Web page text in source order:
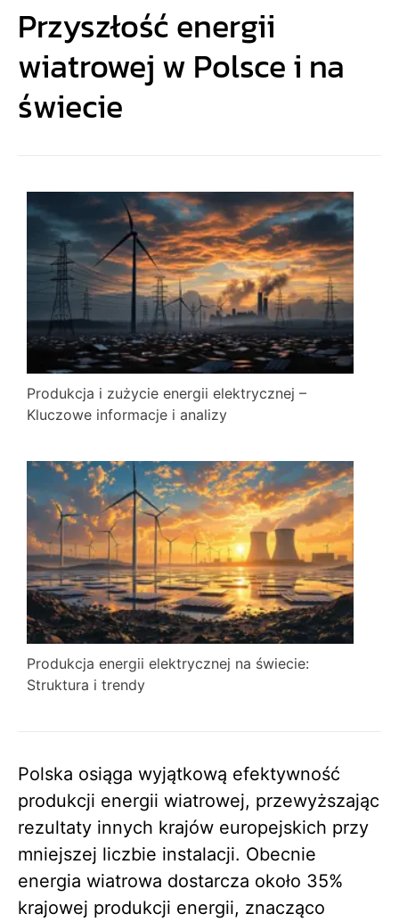
Przyszłość energii
wiatrowej w Polsce i na
świecie
Produkcja i zużycie energii elektrycznej –
Kluczowe informacje i analizy
Produkcja energii elektrycznej na świecie:
Struktura i trendy
Polska osiąga wyjątkową efektywność
produkcji energii wiatrowej, przewyższając
rezultaty innych krajów europejskich przy
mniejszej liczbie instalacji. Obecnie
energia wiatrowa dostarcza około 35%
krajowej produkcji energii, znacząco